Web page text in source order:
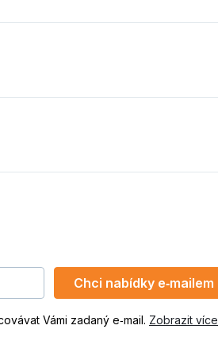
Chci nabídky e‑mailem
Vámi zadaný e‑mail. Zobrazit více